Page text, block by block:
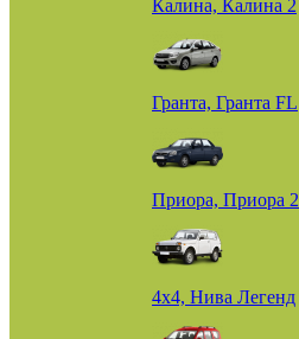
Калина, Калина 2
Гранта, Гранта FL
Приора, Приора 2
4х4, Нива Легенд